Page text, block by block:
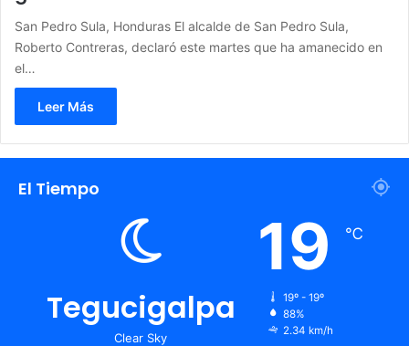
San Pedro Sula, Honduras El alcalde de San Pedro Sula,
Roberto Contreras, declaró este martes que ha amanecido en
el…
Leer Más
El Tiempo
Tegucigalpa
Clear Sky
19 ℃
19º - 19º
88%
2.34 km/h